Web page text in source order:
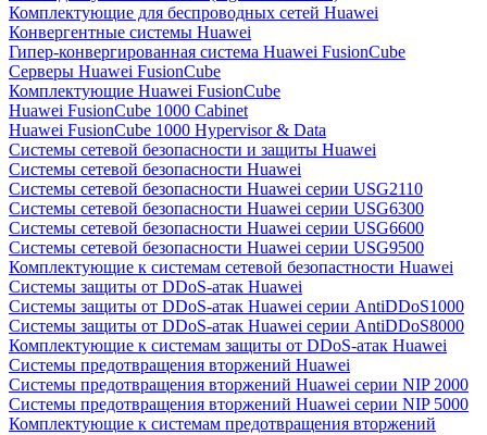
Комплектующие для беспроводных сетей Huawei
Конвергентные системы Huawei
Гипер-конвергированная система Huawei FusionCube
Серверы Huawei FusionCube
Комплектующие Huawei FusionCube
Huawei FusionCube 1000 Cabinet
Huawei FusionCube 1000 Hypervisor & Data
Системы сетевой безопасности и защиты Huawei
Системы сетевой безопасности Huawei
Системы сетевой безопасности Huawei серии USG2110
Системы сетевой безопасности Huawei серии USG6300
Системы сетевой безопасности Huawei серии USG6600
Системы сетевой безопасности Huawei серии USG9500
Комплектующие к системам сетевой безопастности Huawei
Системы защиты от DDoS-атак Huawei
Системы защиты от DDoS-атак Huawei серии AntiDDoS1000
Системы защиты от DDoS-атак Huawei серии AntiDDoS8000
Комплектующие к системам защиты от DDoS-атак Huawei
Системы предотвращения вторжений Huawei
Системы предотвращения вторжений Huawei серии NIP 2000
Системы предотвращения вторжений Huawei серии NIP 5000
Комплектующие к системам предотвращения вторжений